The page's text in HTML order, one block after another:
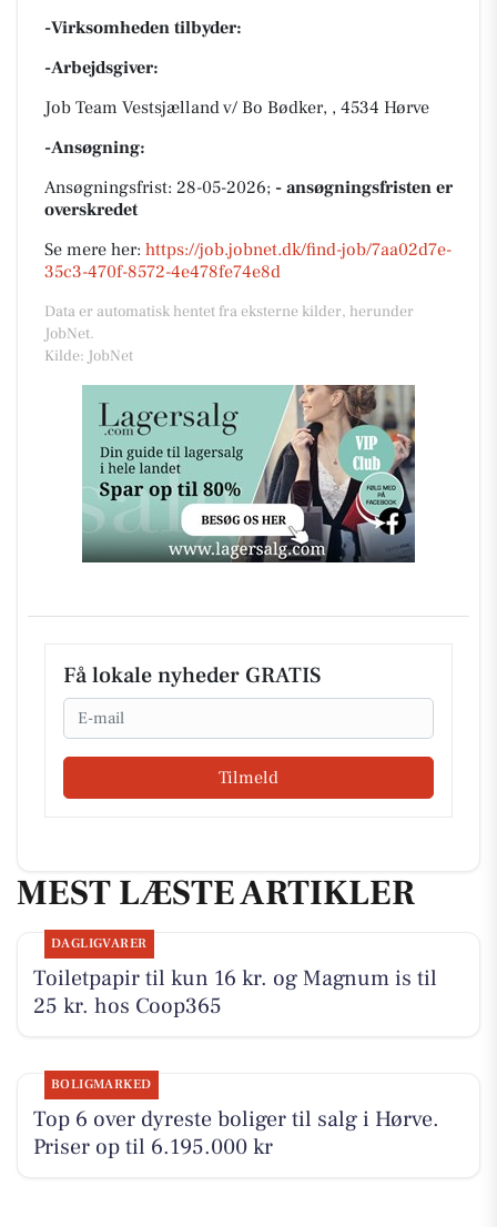
-Virksomheden tilbyder:
-Arbejdsgiver:
Job Team Vestsjælland v/ Bo Bødker, , 4534 Hørve
-Ansøgning:
Ansøgningsfrist: 28-05-2026; - ansøgningsfristen er
overskredet
Se mere her: https://job.jobnet.dk/find-job/7aa02d7e-
35c3-470f-8572-4e478fe74e8d
Data er automatisk hentet fra eksterne kilder, herunder
JobNet.
Kilde: JobNet
Få lokale nyheder GRATIS
Email
Tilmeld
MEST LÆSTE ARTIKLER
DAGLIGVARER
Toiletpapir til kun 16 kr. og Magnum is til
25 kr. hos Coop365
BOLIGMARKED
Top 6 over dyreste boliger til salg i Hørve.
Priser op til 6.195.000 kr